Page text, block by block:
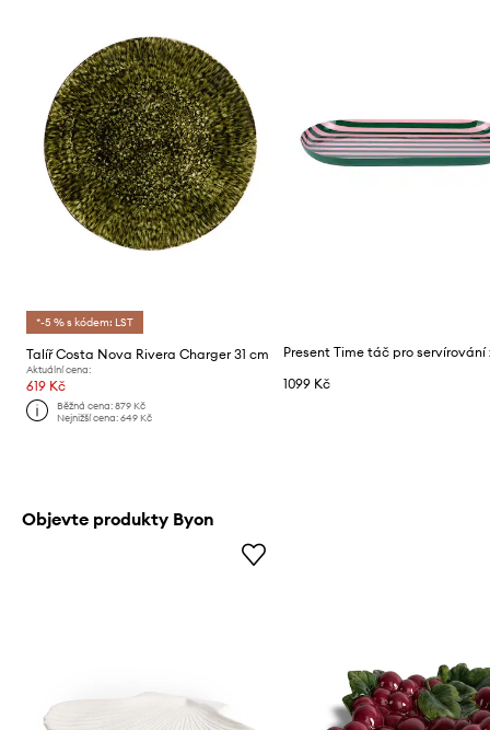
*-5 % s kódem: LST
Talíř Costa Nova Rivera Charger 31 cm
Aktuální cena:
619 Kč
Běžná cena:879 Kč
Nejnižší cena:649 Kč
1099 Kč
Objevte produkty Byon